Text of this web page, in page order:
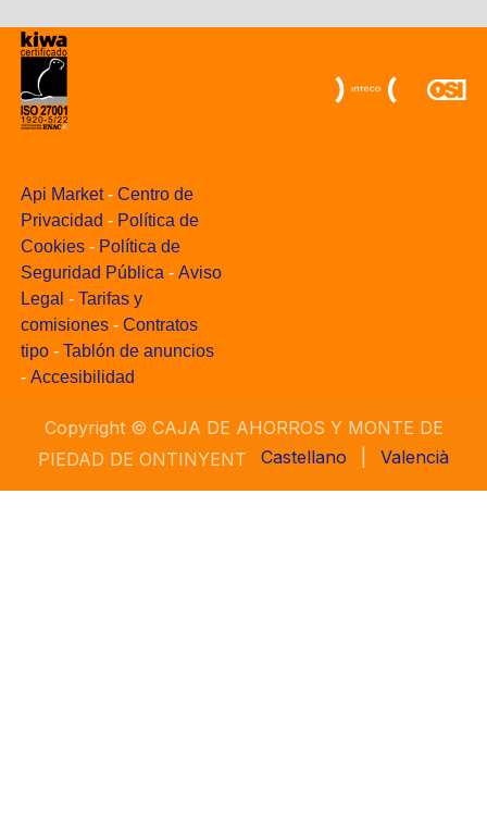
Api Market- Centro de
Privacidad - Política de
Cookies - Política de
Seguridad Pública - Aviso
Legal - Tarifas y
comisiones - Contratos
tipo - Tablón de anuncios
- Accesibilidad
Copyright © CAJA DE AHORROS Y MONTE DE
PIEDAD DE ONTINYENT
Castellano Valencià